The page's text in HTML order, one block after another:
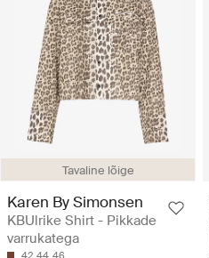
Tavaline lõige
Karen By Simonsen
KBUlrike Shirt - Pikkade
varrukatega
42 44 46